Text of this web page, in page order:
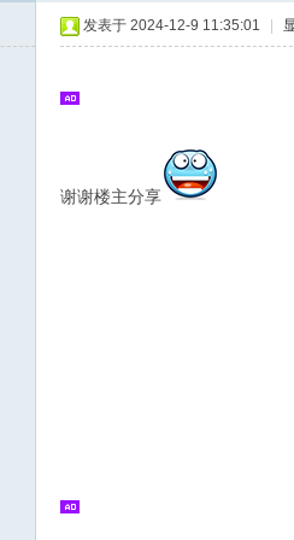
发表于 2024-12-9 11:35:01
谢谢楼主分享